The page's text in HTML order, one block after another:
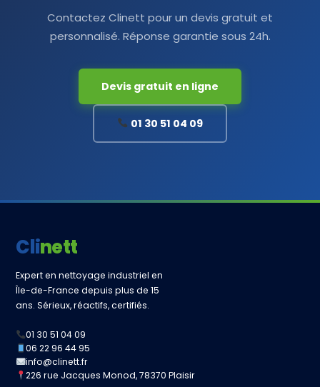
Contactez Clinett pour un devis gratuit et
personnalisé. Réponse garantie sous 24h.
Devis gratuit en ligne
01 30 51 04 09
Clinett
Expert en nettoyage industriel en
Île-de-France depuis plus de 15
ans. Sérieux, réactifs, certifiés.
01 30 51 04 09
06 22 96 44 95
info@clinett.fr
226 rue Jacques Monod, 78370 Plaisir